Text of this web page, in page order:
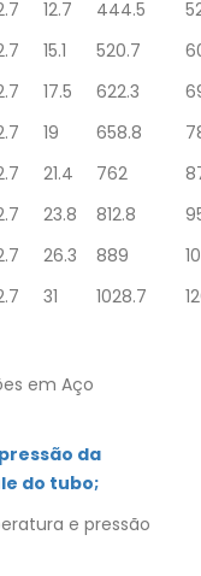
12.7 444.5
15.1 520.7
17.5 622.3
19 658.8
21.4 762
23.8 812.8
26.3 889
31 1028.7
em Aço
da
do tubo;
e pressão